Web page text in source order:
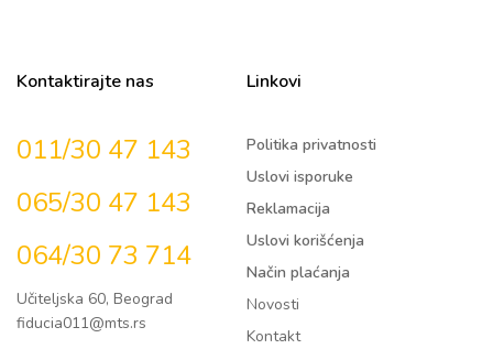
Kontaktirajte nas
011/30 47 143
065/30 47 143
064/30 73 714
Učiteljska 60, Beograd
fiducia011@mts.rs
Linkovi
Politika privatnosti
Uslovi isporuke
Reklamacija
Uslovi korišćenja
Način plaćanja
Novosti
Kontakt